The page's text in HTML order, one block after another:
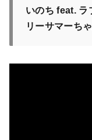
いのち feat. ラ
リーサマーち